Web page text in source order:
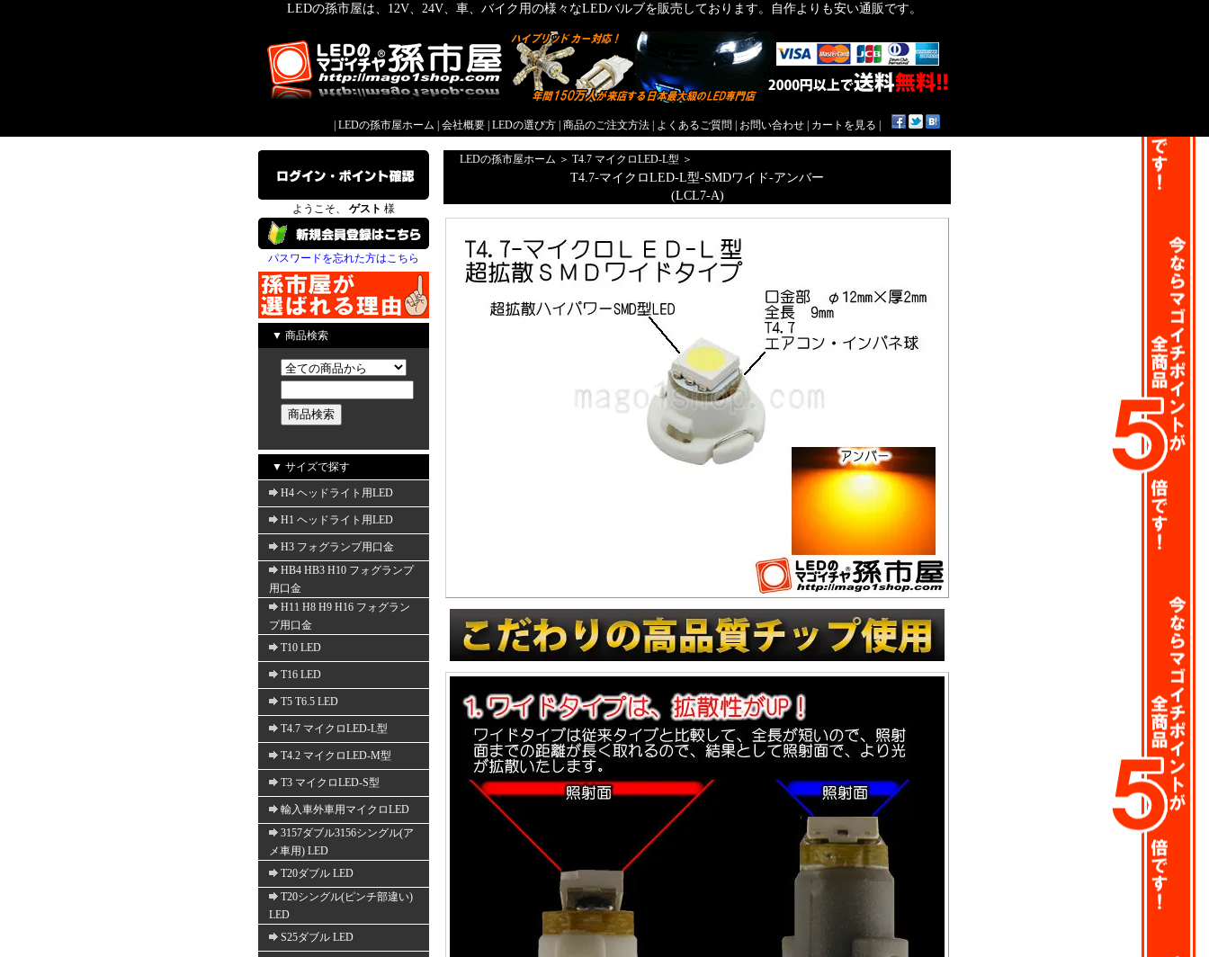
LEDの孫市屋は、12V、24V、車、バイク用の様々なLEDバルブを販売しております。自作よりも安い通販です。
LEDの孫市屋ホーム 会社概要 LEDの選び方 商品のご注文方法 よくあるご質問 お問い合わせ カートを見る
ようこそ、 ゲスト 様
パスワードを忘れた方はこちら
▼ 商品検索
▼ サイズで探す
H4 ヘッドライト用LED
H1 ヘッドライト用LED
H3 フォグランプ用口金
HB4 HB3 H10 フォグランプ
用口金
H11 H8 H9 H16 フォグラン
プ用口金
T10 LED
T16 LED
T5 T6.5 LED
T4.7 マイクロLED-L型
T4.2 マイクロLED-M型
T3 マイクロLED-S型
輸入車外車用マイクロLED
3157ダブル3156シングル(ア
メ車用) LED
T20ダブル LED
T20シングル(ピンチ部違い)
LED
S25ダブル LED
LEDの孫市屋ホーム ＞ T4.7 マイクロLED-L型 ＞
T4.7-マイクロLED-L型-SMDワイド-アンバー
(LCL7-A)